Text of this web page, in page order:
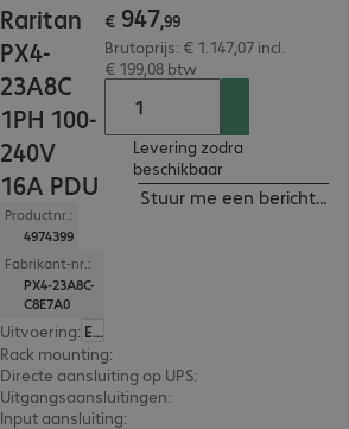
Raritan
PX4-
23A8C
1PH 100-
240V
16A PDU
Productnr.:
4974399
Fabrikant-nr.:
PX4-23A8C-
C8E7A0
Uitvoering: Europa
Rack mounting:
Directe aansluiting op UPS:
Uitgangsaansluitingen:
Input aansluiting:
€ 947,99
Brutoprijs: € 1.147,07 incl.
€ 199,08 btw
Levering zodra
beschikbaar
Stuur me een bericht